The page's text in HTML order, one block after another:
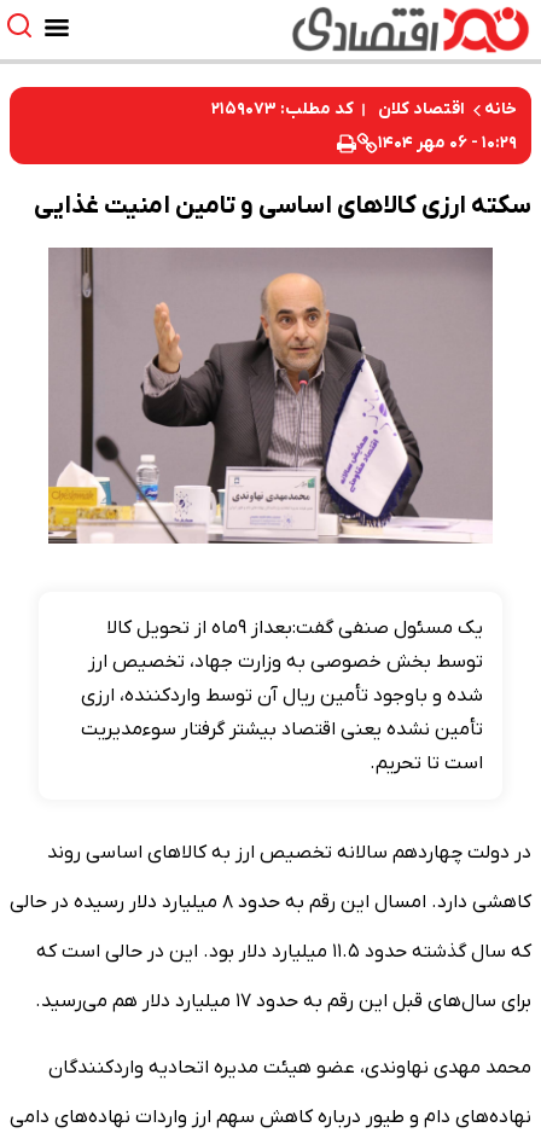
خانه اقتصاد کلان
کد مطلب: ۲۱۵۹۰۷۳
۱۰:۲۹ - ۰۶ مهر ۱۴۰۴
سکته ارزی کالاهای اساسی و تامین امنیت غذایی
یک مسئول صنفی گفت:بعداز ۹ماه از تحویل کالا
توسط بخش خصوصی به وزارت جهاد، تخصیص ارز
شده و باوجود تأمین ریال آن توسط واردکننده، ارزی
تأمین نشده یعنی اقتصاد بیشتر گرفتار سوءمدیریت
است تا تحریم.
در دولت چهاردهم سالانه تخصیص ارز به کالاهای اساسی روند
کاهشی دارد. امسال این رقم به حدود ۸ میلیارد دلار رسیده در حالی
که سال گذشته حدود ۱۱.۵ میلیارد دلار بود. این در حالی است که
برای سال‌های قبل این رقم به حدود ۱۷ میلیارد دلار هم می‌رسید.
محمد مهدی نهاوندی، عضو هیئت مدیره اتحادیه واردکنندگان
نهاده‌های دام و طیور درباره کاهش سهم ارز واردات نهاده‌های دامی